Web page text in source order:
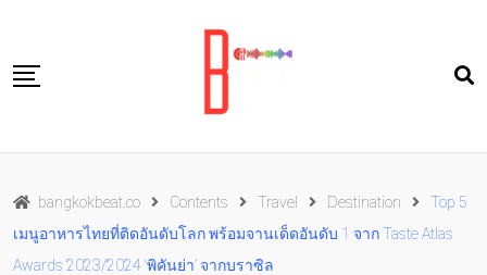
content
Food
Culture
bangkokbeat.co Contents Travel Destination
Top 5
เมนูอาหารไทยที่ติดอันดับโลก พร้อมจานเด็ดอันดับ 1 จาก Taste Atlas
Awards 2023/2024 ‘พิคันย่า’ จากบราซิล